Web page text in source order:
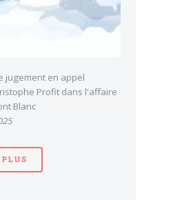
jugement en appel
Profit dans l'affaire
Blanc
PLUS